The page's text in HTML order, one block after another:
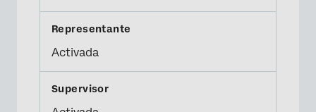
Activada